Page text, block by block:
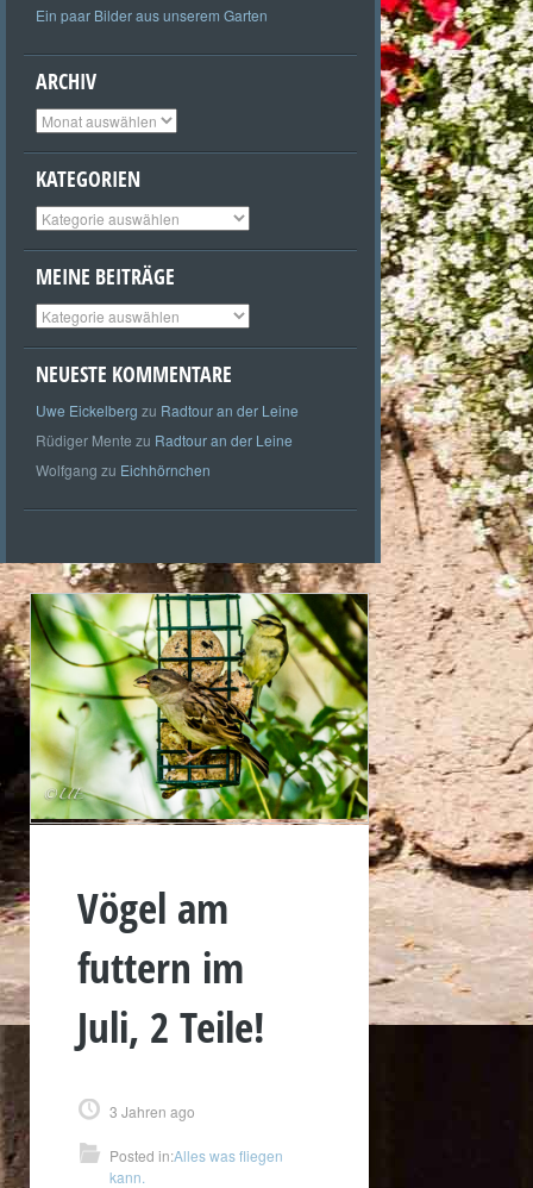
Ein paar Bilder aus unserem Garten
ARCHIV
Archiv
KATEGORIEN
Kategorien
MEINE BEITRÄGE
Meine
Beiträge
NEUESTE KOMMENTARE
Uwe Eickelberg zu Radtour an der Leine
Rüdiger Mente zu Radtour an der Leine
Wolfgang zu Eichhörnchen
Vögel am
futtern im
Juli, 2 Teile!
3 Jahren ago
Posted in:Alles was fliegen
kann.